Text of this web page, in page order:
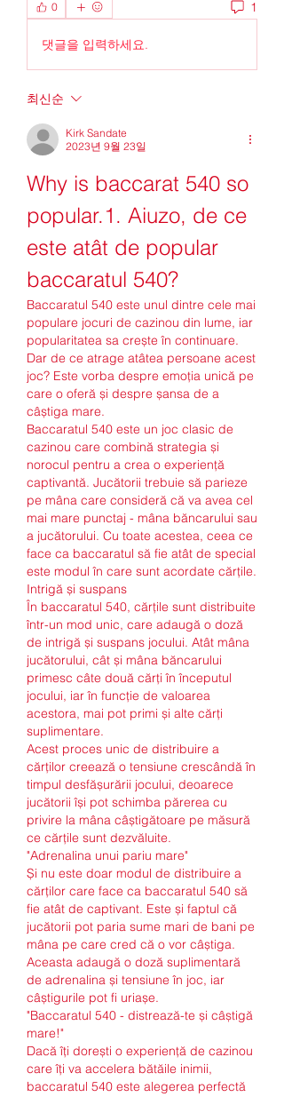
0 1
댓글을 입력하세요.
최신순
Kirk Sandate
2023년 9월 23일
Why is baccarat 540 so
popular.1. Aiuzo, de ce
este atât de popular
baccaratul 540?
Baccaratul 540 este unul dintre cele mai
populare jocuri de cazinou din lume, iar
popularitatea sa crește în continuare.
Dar de ce atrage atâtea persoane acest
joc? Este vorba despre emoția unică pe
care o oferă și despre șansa de a
câștiga mare.
Baccaratul 540 este un joc clasic de
cazinou care combină strategia și
norocul pentru a crea o experiență
captivantă. Jucătorii trebuie să parieze
pe mâna care consideră că va avea cel
mai mare punctaj - mâna băncarului sau
a jucătorului. Cu toate acestea, ceea ce
face ca baccaratul să fie atât de special
este modul în care sunt acordate cărțile.
Intrigă și suspans
În baccaratul 540, cărțile sunt distribuite
într-un mod unic, care adaugă o doză
de intrigă și suspans jocului. Atât mâna
jucătorului, cât și mâna băncarului
primesc câte două cărți în începutul
jocului, iar în funcție de valoarea
acestora, mai pot primi și alte cărți
suplimentare.
Acest proces unic de distribuire a
cărților creează o tensiune crescândă în
timpul desfășurării jocului, deoarece
jucătorii își pot schimba părerea cu
privire la mâna câștigătoare pe măsură
ce cărțile sunt dezvăluite.
"Adrenalina unui pariu mare"
Și nu este doar modul de distribuire a
cărților care face ca baccaratul 540 să
fie atât de captivant. Este și faptul că
jucătorii pot paria sume mari de bani pe
mâna pe care cred că o vor câștiga.
Aceasta adaugă o doză suplimentară
de adrenalina și tensiune în joc, iar
câștigurile pot fi uriașe.
"Baccaratul 540 - distrează-te și câștigă
mare!"
Dacă îți dorești o experiență de cazinou
care îți va accelera bătăile inimii,
baccaratul 540 este alegerea perfectă